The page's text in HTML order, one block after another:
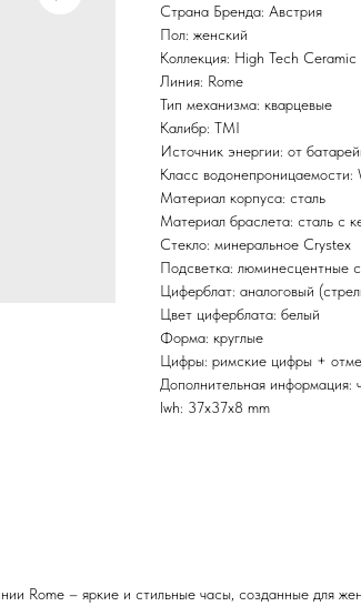
Страна Бренда: Австрия
Пол: женский
Коллекция: High Tech Ceramic
Линия: Rome
Тип механизма: кварцевые
Калибр: TMI
Источник энергии: от
Класс водонепроницаемости:
Материал корпуса: сталь
Материал браслета: сталь с
Стекло: минеральное Crystex
Подсветка: люминесцентные
Циферблат: аналоговый
Цвет циферблата: белый
Форма: круглые
Цифры: римские цифры +
Дополнительная информация:
lwh: 37x37x8 mm
Rome – яркие и стильные часы, созданные для